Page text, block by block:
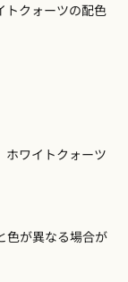
トクォーツの配色
ホワイトクォーツ
色が異なる場合が